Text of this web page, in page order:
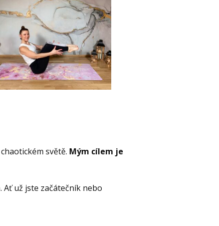
světě. Mým cílem je
. Ať už jste začátečník nebo